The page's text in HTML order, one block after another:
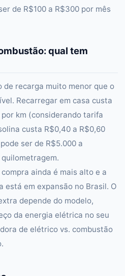
de R$100 a R$300 por mês
qual tem
recarga muito menor que o
Recarregar em casa custa
por km (considerando tarifa
custa R$0,40 a R$0,60
ser de R$5.000 a
ainda é mais alto e a
está em expansão no Brasil. O
depende do modelo,
da energia elétrica no seu
de elétrico vs. combustão